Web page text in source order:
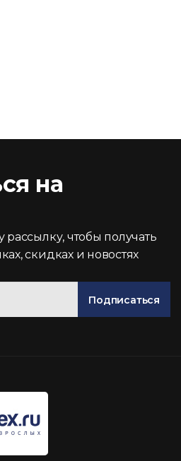
на
чтобы получать
скидках и новостях
Подписаться